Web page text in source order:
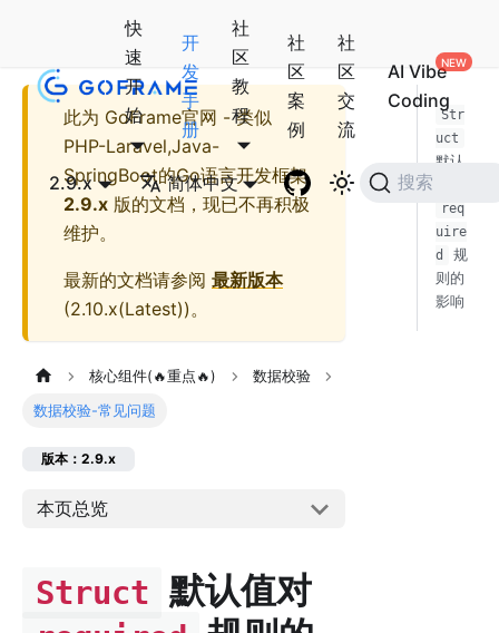
快
速
开
始
开
发
手
册
社
区
教
程
社
区
案
例
社
区
交
流
AI Vibe
Coding
2.9.x 简体中文 搜索
此为 GoFrame官网 - 类似
PHP-Laravel,Java-
SpringBoot的Go语言开发框架
2.9.x 版的文档，现已不再积极
维护。
最新的文档请参阅 最新版本
(2.10.x(Latest))。
核心组件(🔥重点🔥) 数据校验
数据校验-常见问题
版本：2.9.x
本页总览
Struct 默认值对
Str
uct
默认
req
uire
d
规
则的
影响